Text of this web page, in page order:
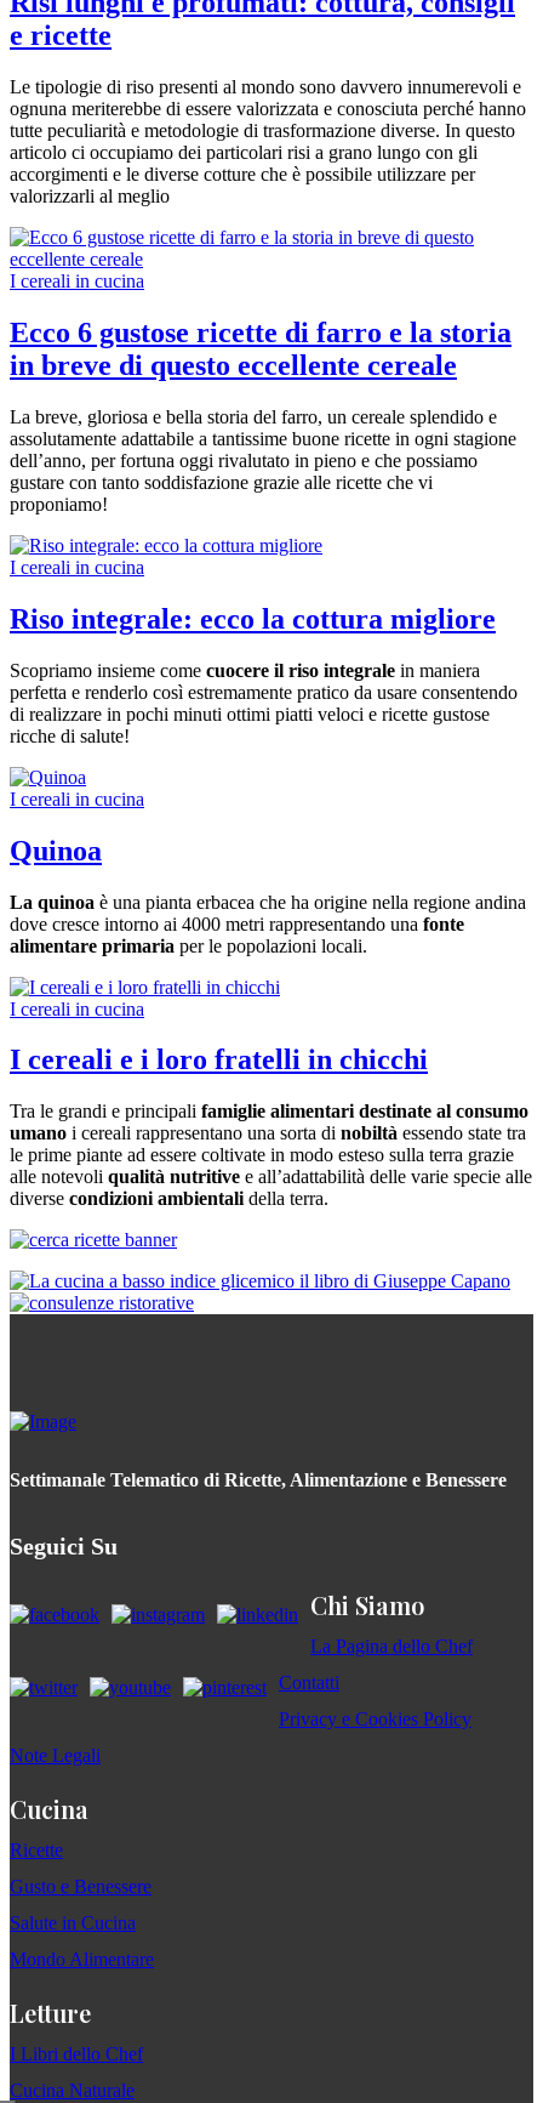
e ricette
Le tipologie di riso presenti al mondo sono davvero innumerevoli e
ognuna meriterebbe di essere valorizzata e conosciuta perché hanno
tutte peculiarità e metodologie di trasformazione diverse. In questo
articolo ci occupiamo dei particolari risi a grano lungo con gli
accorgimenti e le diverse cotture che è possibile utilizzare per
valorizzarli al meglio
I cereali in cucina
Ecco 6 gustose ricette di farro e la storia
in breve di questo eccellente cereale
La breve, gloriosa e bella storia del farro, un cereale splendido e
assolutamente adattabile a tantissime buone ricette in ogni stagione
dell’anno, per fortuna oggi rivalutato in pieno e che possiamo
gustare con tanto soddisfazione grazie alle ricette che vi
proponiamo!
I cereali in cucina
Riso integrale: ecco la cottura migliore
Scopriamo insieme come cuocere il riso integrale in maniera
perfetta e renderlo così estremamente pratico da usare consentendo
di realizzare in pochi minuti ottimi piatti veloci e ricette gustose
ricche di salute!
I cereali in cucina
Quinoa
La quinoa è una pianta erbacea che ha origine nella regione andina
dove cresce intorno ai 4000 metri rappresentando una fonte
alimentare primaria per le popolazioni locali.
I cereali in cucina
I cereali e i loro fratelli in chicchi
Tra le grandi e principali famiglie alimentari destinate al consumo
umano i cereali rappresentano una sorta di nobiltà essendo state tra
le prime piante ad essere coltivate in modo esteso sulla terra grazie
alle notevoli qualità nutritive e all’adattabilità delle varie specie alle
diverse condizioni ambientali della terra.
Settimanale Telematico di Ricette, Alimentazione e Benessere
Seguici Su
Chi Siamo
La Pagina dello Chef
Contatti
Privacy e Cookies Policy
Note Legali
Cucina
Ricette
Gusto e Benessere
Salute in Cucina
Mondo Alimentare
Letture
I Libri dello Chef
Cucina Naturale